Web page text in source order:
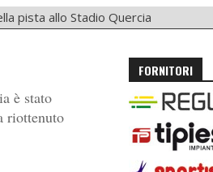
pista allo Stadio Quercia
è stato
riottenuto
FORNITORI